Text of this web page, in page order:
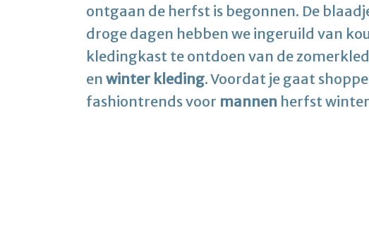
ontgaan de herfst is begonnen. De
droge dagen hebben we ingeruild van
kledingkast te ontdoen van de
en winter kleding. Voordat je gaat
fashiontrends voor mannen herfst